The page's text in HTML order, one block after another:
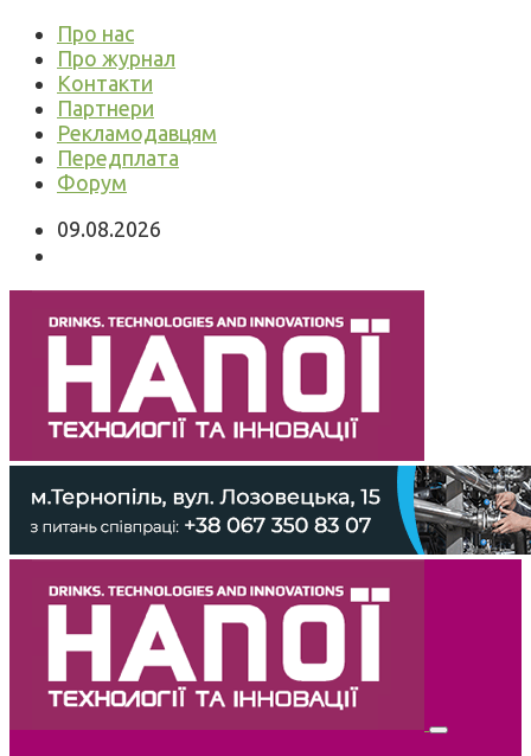
Про нас
Про журнал
Контакти
Партнери
Рекламодавцям
Передплата
Форум
09.08.2026